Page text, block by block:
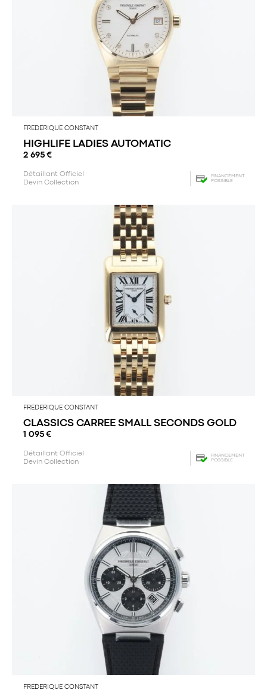
FREDERIQUE CONSTANT
HIGHLIFE LADIES AUTOMATIC
2 695 €
Détaillant Officiel
Devin Collection
FINANCEMENT
POSSIBLE
FREDERIQUE CONSTANT
CLASSICS CARREE SMALL SECONDS GOLD
1 095 €
Détaillant Officiel
Devin Collection
FINANCEMENT
POSSIBLE
FREDERIQUE CONSTANT